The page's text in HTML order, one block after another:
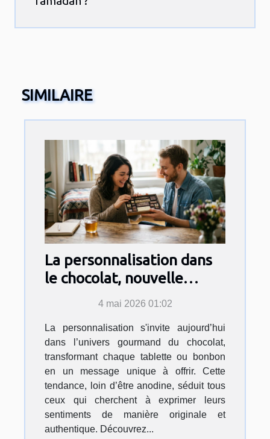
SIMILAIRE
La personnalisation dans
le chocolat, nouvelle
déclaration d’amour ?
4 mai 2026 01:02
La personnalisation s'invite aujourd’hui
dans l’univers gourmand du chocolat,
transformant chaque tablette ou bonbon
en un message unique à offrir. Cette
tendance, loin d’être anodine, séduit tous
ceux qui cherchent à exprimer leurs
sentiments de manière originale et
authentique. Découvrez...